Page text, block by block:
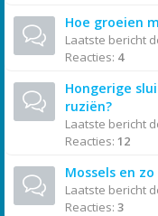
Hoe groeien
Laatste bericht
Reacties: 4
Hongerige
ruziën?
Laatste bericht
Reacties: 12
Mossels en zo
Laatste bericht
Reacties: 3